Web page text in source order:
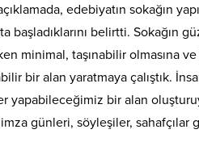
edebiyatın sokağın
başladıklarını belirtti. Sokağın
minimal, taşınabilir olmasına
bir alan yaratmaya çalıştık.
yapabileceğimiz bir alan
günleri, söyleşiler, sahafçılar